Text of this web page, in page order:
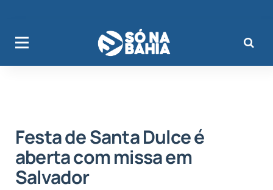
Festa de Santa Dulce é
aberta com missa em
Salvador